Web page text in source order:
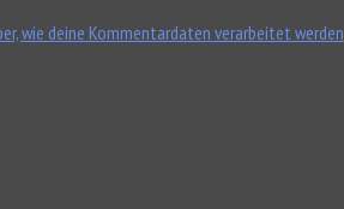
wie deine Kommentardaten verarbeitet werden